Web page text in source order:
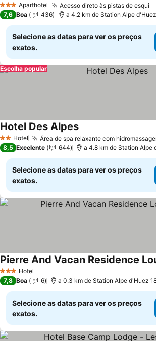
3 EstrelasAparthotel Acesso direto às pistas de esqui
7,6 Boa 436 a 4.2 km de Station Alpe
Selecione as datas para ver os preços
exatos.
Escolha popular
2 Estrelas
Hotel Área de spa relaxante com
Hotel Des Alpes
8,5 Excelente 644 a 4.8 km de Station Alpe
Selecione as datas para ver os preços
exatos.
3 EstrelasHotel
Pierre And Vacan Residence
7,8 Boa 6 a 0.3 km de Station Alpe d'Huez
Selecione as datas para ver os preços
exatos.